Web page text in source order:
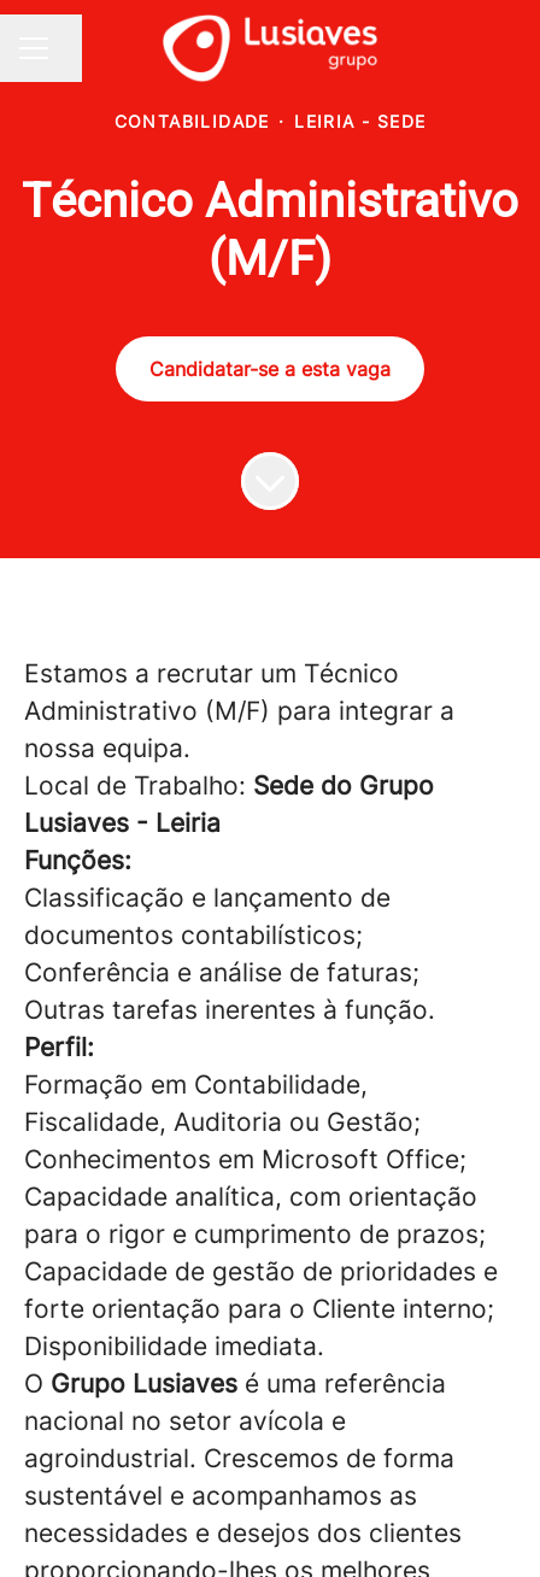
MENU DE CARREIRAS
Partilhar página
CONTABILIDADE · LEIRIA - SEDE
Técnico Administrativo
(M/F)
Candidatar-se a esta vaga
Estamos a recrutar um Técnico
Administrativo (M/F) para integrar a
nossa equipa.
Local de Trabalho: Sede do Grupo
Lusiaves - Leiria
Funções:
Classificação e lançamento de
documentos contabilísticos;
Conferência e análise de faturas;
Outras tarefas inerentes à função.
Perfil:
Formação em Contabilidade,
Fiscalidade, Auditoria ou Gestão;
Conhecimentos em Microsoft Office;
Capacidade analítica, com orientação
para o rigor e cumprimento de prazos;
Capacidade de gestão de prioridades e
forte orientação para o Cliente interno;
Disponibilidade imediata.
O Grupo Lusiaves é uma referência
nacional no setor avícola e
agroindustrial. Crescemos de forma
sustentável e acompanhamos as
necessidades e desejos dos clientes
proporcionando-lhes os melhores